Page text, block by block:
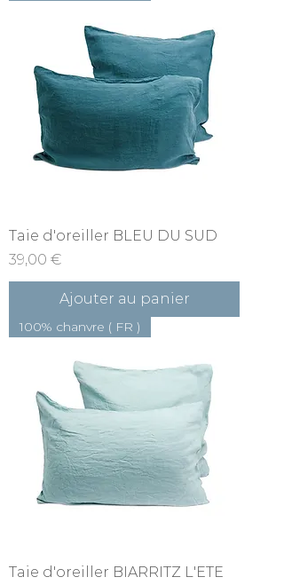
Taie d'oreiller BLEU DU SUD
Prix
39,00 €
Ajouter au panier
100% chanvre ( FR )
Taie d'oreiller BIARRITZ L'ETE